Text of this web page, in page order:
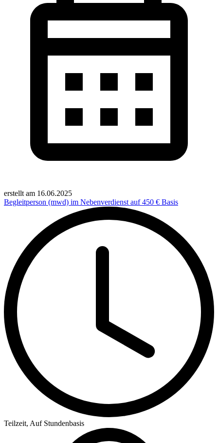
erstellt am 16.06.2025
Begleitperson (mwd) im Nebenverdienst auf 450 € Basis
Teilzeit, Auf Stundenbasis